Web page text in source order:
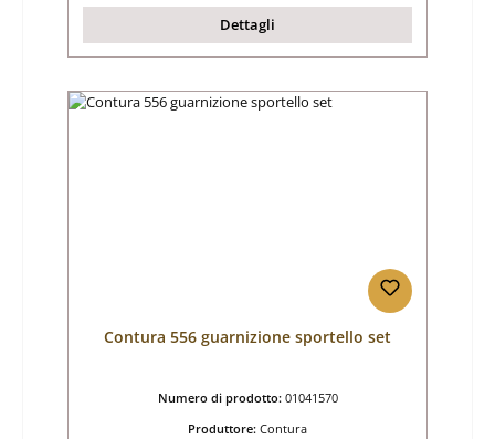
Dettagli
Contura 556 guarnizione sportello set
Numero di prodotto: 01041570
Produttore: Contura